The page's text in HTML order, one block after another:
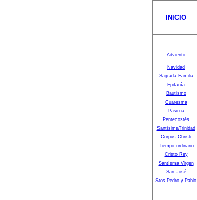
INICIO
Adviento
Navidad
Sagrada Familia
Epifanía
Bautismo
Cuaresma
Pascua
Pentecostés
SantísimaTrinidad
Corpus Christi
Tiempo ordinario
Cristo Rey
Santísma Virgen
San José
Stos Pedro y Pablo